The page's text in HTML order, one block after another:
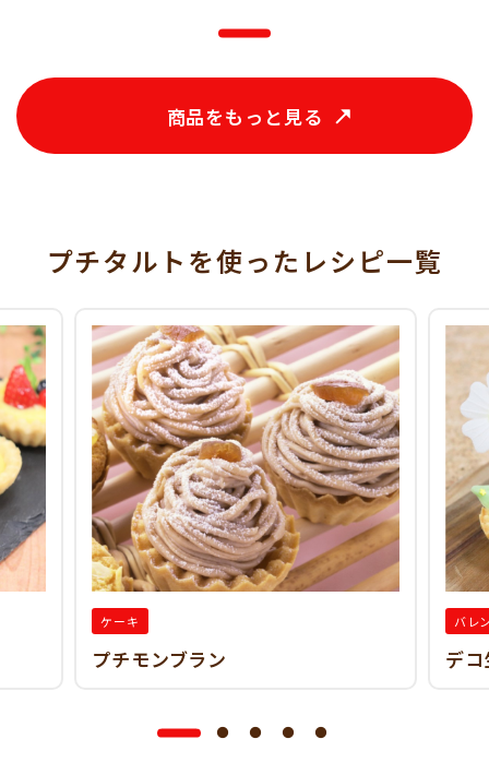
商品をもっと見る
プチタルトを使った レシピ一覧
ケーキ
プチモンブラン
バレ
デ